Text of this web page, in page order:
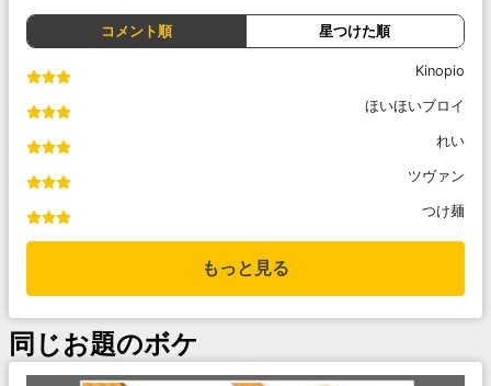
コメント順 星つけた順
Kinopio
ほいほいブロイ
れい
ツヴァン
つけ麺
もっと見る
同じお題のボケ